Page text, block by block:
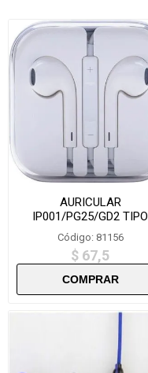
AURICULAR
IP001/PG25/GD2 TIPO
IPHONE m2-02
Código: 81156
$ 67,5